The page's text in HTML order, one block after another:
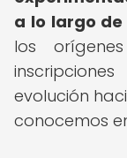
a lo largo de
los
evolución
conocemos